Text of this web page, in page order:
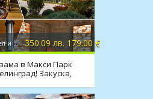
Макси Парк Хотел и Спа 5*, Велинград 350.09 лв. 179.00 €
в Макси Парк
Закуска,
СПА